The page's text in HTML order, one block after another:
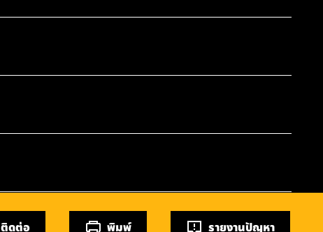
ติดต่อ พิมพ์ รายงานปัญหา